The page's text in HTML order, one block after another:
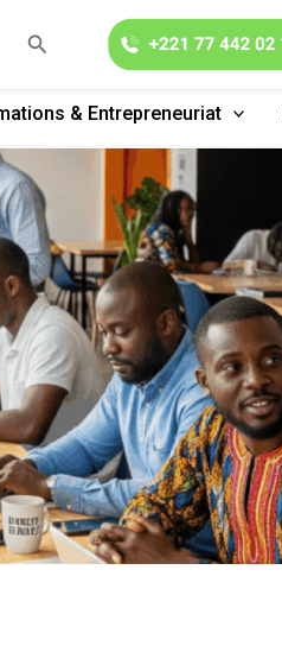
Rechercher
& Entrepreneuriat